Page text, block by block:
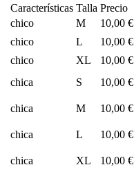
Características Talla Precio
chico
M
10,00 €
chico
L
10,00 €
chico
XL
10,00 €
chica
S 10,00 €
chica M 10,00 €
chica L 10,00 €
chica XL 10,00 €